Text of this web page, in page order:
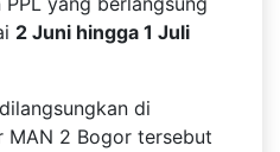
2 Juni hingga 1 Juli
di
MAN 2 Bogor tersebut